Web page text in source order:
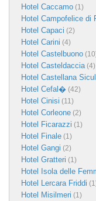
Hotel Caccamo (1)
Hotel Campofelice di
Hotel Capaci (2)
Hotel Carini (4)
Hotel Castelbuono
Hotel Casteldaccia(4)
Hotel Castellana
Hotel Cefal� (42)
Hotel Cinisi (11)
Hotel Corleone (2)
Hotel Ficarazzi (1)
Hotel Finale (1)
Hotel Gangi (2)
Hotel Gratteri (1)
Hotel Isola delle
Hotel Lercara Friddi
Hotel Misilmeri (1)